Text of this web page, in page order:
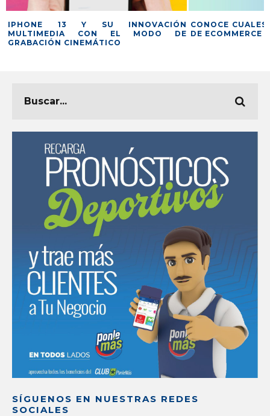
IPHONE 13 Y SU INNOVACIÓN
MULTIMEDIA CON EL MODO DE
GRABACIÓN CINEMÁTICO
CONOCE
DE ECOMMERCE
SÍGUENOS EN NUESTRAS REDES
SOCIALES